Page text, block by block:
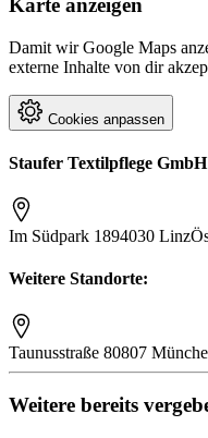
Karte anzeigen
Damit wir Google Maps
externe Inhalte von dir
Cookies anpassen
Staufer Textilpflege GmbH
Im Südpark 1894030 Linz
Weitere Standorte:
Taunusstraße 80807
Weitere bereits